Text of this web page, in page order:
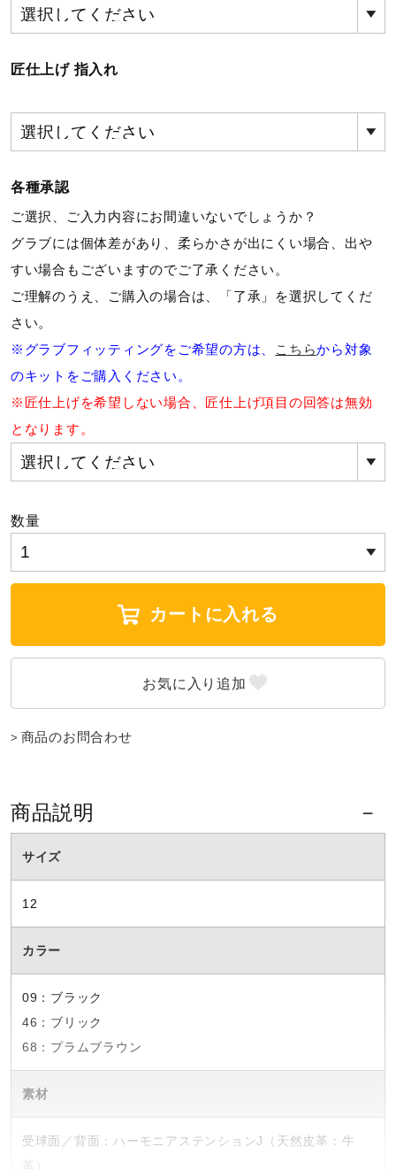
取扱店一覧
匠仕上げ 指入れ
各種承認
ご選択、ご入力内容にお間違いないでしょうか？
グラブには個体差があり、柔らかさが出にくい場合、出や
すい場合もございますのでご了承ください。
ご理解のうえ、ご購入の場合は、「了承」を選択してくだ
さい。
※グラブフィッティングをご希望の方は、
こちらから対象
のキットをご購入ください。
※匠仕上げを希望しない場合、匠仕上げ項目の回答は無効
となります。
数量
カートに入れる
商品のお問合わせ
商品説明
サイズ
12
カラー
09：ブラック
46：ブリック
68：プラムブラウン
素材
受球面／背面：ハーモニアステンションJ（天然皮革：牛
革）